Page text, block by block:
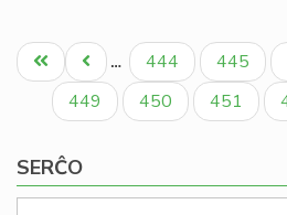
Pagination
Unua
paĝo
Antaŭa
paĝo
… Paĝo
444 Paĝo
445
Paĝo
449 Paĝo
450 Paĝo
451
SERĈO